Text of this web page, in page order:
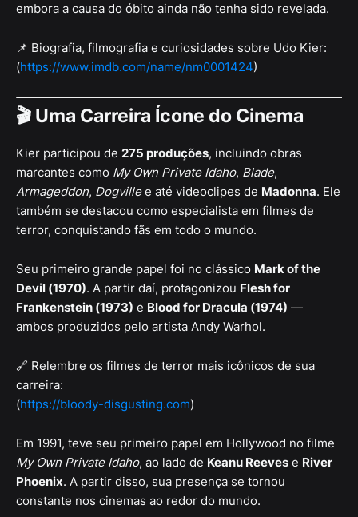
embora a causa do óbito ainda não tenha sido revelada.
📌 Biografia, filmografia e curiosidades sobre Udo Kier:
(https://www.imdb.com/name/nm0001424)
🎬 Uma Carreira Ícone do Cinema
Kier participou de 275 produções, incluindo obras
marcantes como My Own Private Idaho, Blade,
Armageddon, Dogvillee até videoclipes de Madonna. Ele
também se destacou como especialista em filmes de
terror, conquistando fãs em todo o mundo.
Seu primeiro grande papel foi no clássico Mark of the
Devil (1970). A partir daí, protagonizou Flesh for
Frankenstein (1973) e Blood for Dracula (1974) —
ambos produzidos pelo artista Andy Warhol.
🔗 Relembre os filmes de terror mais icônicos de sua
carreira:
(https://bloody-disgusting.com)
Em 1991, teve seu primeiro papel em Hollywood no filme
My Own Private Idaho, ao lado de Keanu Reeves e River
Phoenix. A partir disso, sua presença se tornou
constante nos cinemas ao redor do mundo.